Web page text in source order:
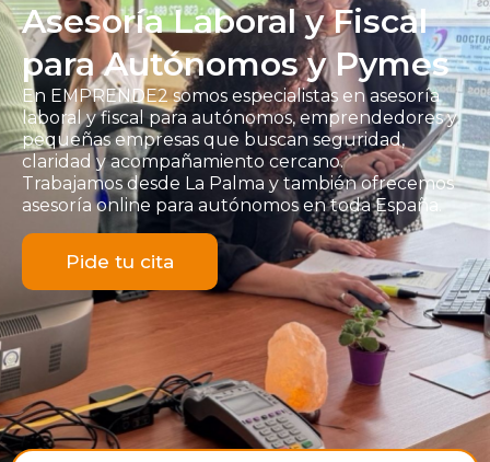
Asesoría Laboral y Fiscal
para Autónomos y Pymes
En EMPRENDE2 somos especialistas en asesoría
laboral y fiscal para autónomos, emprendedores y
pequeñas empresas que buscan seguridad,
claridad y acompañamiento cercano.
Trabajamos desde La Palma y también ofrecemos
asesoría online para autónomos en toda España.
Pide tu cita